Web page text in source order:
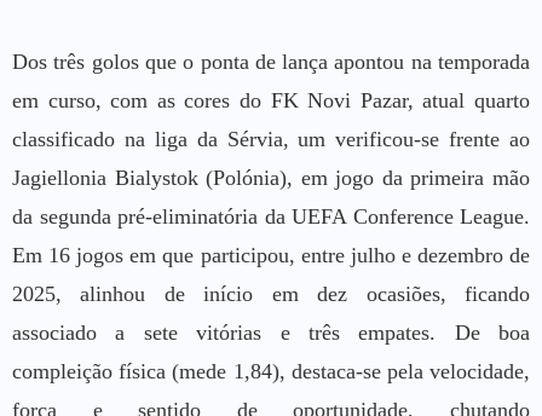
Dos três golos que o ponta de lança apontou na temporada
em curso, com as cores do FK Novi Pazar, atual quarto
classificado na liga da Sérvia, um verificou-se frente ao
Jagiellonia Bialystok (Polónia), em jogo da primeira mão
da segunda pré-eliminatória da UEFA Conference League.
Em 16 jogos em que participou, entre julho e dezembro de
2025, alinhou de início em dez ocasiões, ficando
associado a sete vitórias e três empates. De boa
compleição física (mede 1,84), destaca-se pela velocidade,
força e sentido de oportunidade, chutando